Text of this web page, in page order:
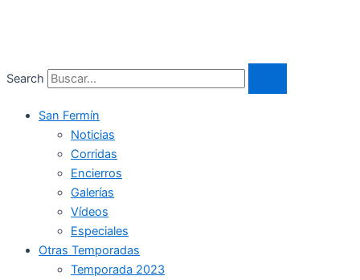
Search
San Fermín
Noticias
Corridas
Encierros
Galerías
Vídeos
Especiales
Otras Temporadas
Temporada 2023